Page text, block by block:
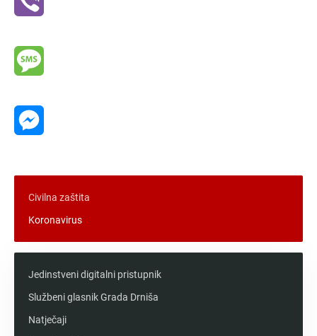
Civilna zaštita
Koronavirus
Jedinstveni digitalni pristupnik
Službeni glasnik Grada Drniša
Natječaji